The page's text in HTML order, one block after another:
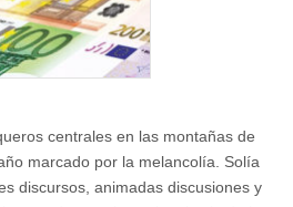
centrales en las montañas de
marcado por la melancolía. Solía
discursos, animadas discusiones y